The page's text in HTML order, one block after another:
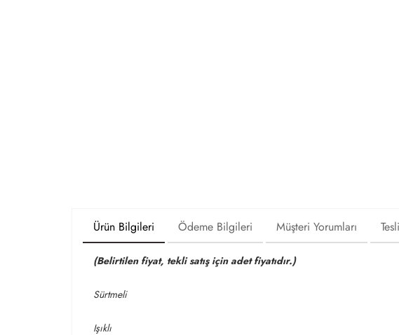
Ürün Bilgileri Ödeme Bilgileri Müşteri Yorumları
(Belirtilen fiyat, tekli satış için adet fiyatıdır.)
Sürtmeli
Işıklı